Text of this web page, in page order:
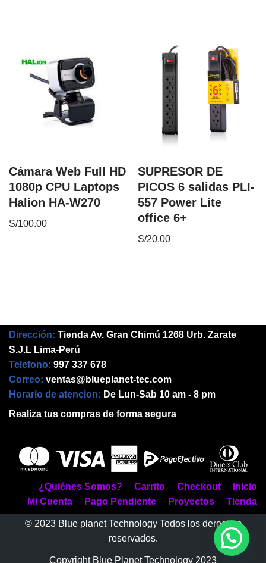
Cámara Web Full HD
1080p CPU Laptops
Halion HA-W270
S/100.00
SUPRESOR DE
PICOS 6 salidas PLI-
557 Power Lite
office 6+
S/20.00
Dirección: Tienda Av. Gran Chimú 1268 Urb. Zarate
S.J.L Lima-Perú
Telefono: 997 337 678
Correo: ventas@blueplanet-tec.com
Horario de atencion: De Lun-Sab 10 am - 8 pm
Realiza tus compras de forma segura
¿Quiénes Somos? Carrito Checkout
Inicio
Mi Cuenta
Pago Pendiente Proyectos Tienda
© 2023 Blue planet Technology Todos los derechos
reservados.
Copyright Blue Planet Technology 2023